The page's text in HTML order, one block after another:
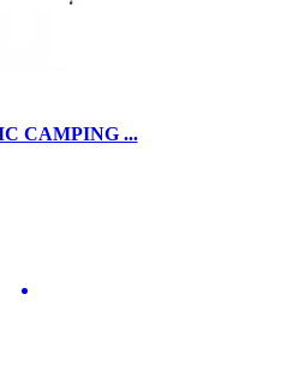
CAMPING ...